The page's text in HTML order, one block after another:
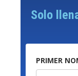
Solo
PRIMER